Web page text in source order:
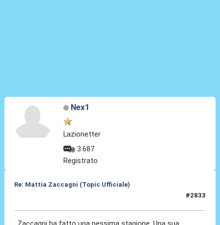
Nex1
Lazionetter
3.687
Registrato
Re: Mattia Zaccagni (Topic Ufficiale)
#2833